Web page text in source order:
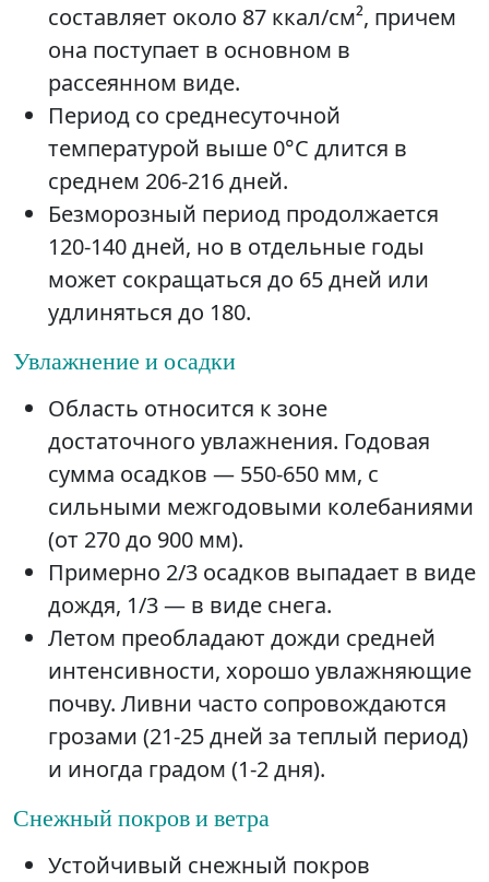
составляет около 87 ккал/см², причем
она поступает в основном в
рассеянном виде.
Период со среднесуточной
температурой выше 0°C длится в
среднем 206-216 дней.
Безморозный период продолжается
120-140 дней, но в отдельные годы
может сокращаться до 65 дней или
удлиняться до 180.
Увлажнение и осадки
Область относится к зоне
достаточного увлажнения. Годовая
сумма осадков — 550-650 мм, с
сильными межгодовыми колебаниями
(от 270 до 900 мм).
Примерно 2/3 осадков выпадает в виде
дождя, 1/3 — в виде снега.
Летом преобладают дожди средней
интенсивности, хорошо увлажняющие
почву. Ливни часто сопровождаются
грозами (21-25 дней за теплый период)
и иногда градом (1-2 дня).
Снежный покров и ветра
Устойчивый снежный покров